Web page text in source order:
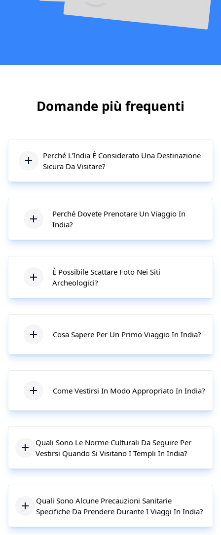
Domande più frequenti
Perché L'India È Considerato Una Destinazione
Sicura Da Visitare?
Perché Dovete Prenotare Un Viaggio In
India?
È Possibile Scattare Foto Nei Siti
Archeologici?
Cosa Sapere Per Un Primo Viaggio In India?
Come Vestirsi In Modo Appropriato In India?
Quali Sono Le Norme Culturali Da Seguire Per
Vestirsi Quando Si Visitano I Templi In India?
Quali Sono Alcune Precauzioni Sanitarie
Specifiche Da Prendere Durante I Viaggi In India?